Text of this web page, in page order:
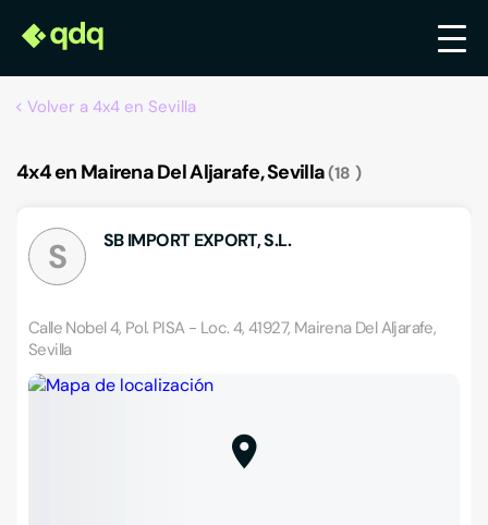
Volver a 4x4 en Sevilla
4x4 en Mairena Del Aljarafe, Sevilla 18
S SB IMPORT EXPORT, S.L.
Calle Nobel 4, Pol. PISA - Loc. 4, 41927, Mairena Del Aljarafe,
Sevilla